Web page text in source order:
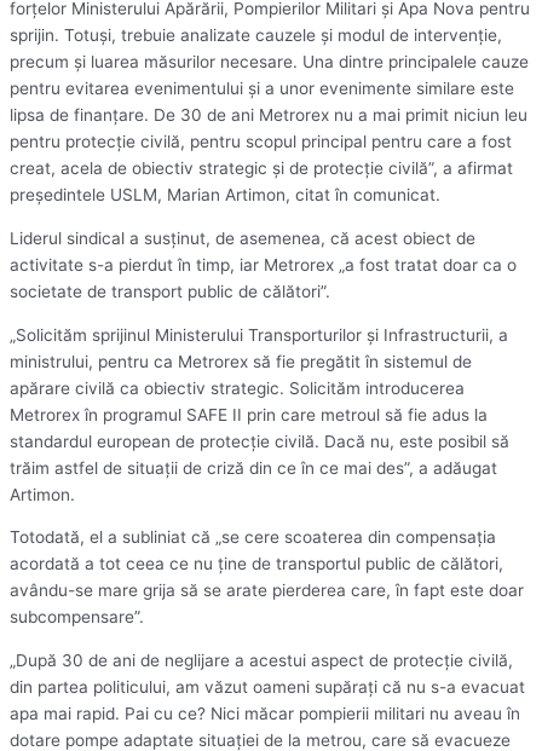
forţelor Ministerului Apărării, Pompierilor Militari şi Apa Nova pentru
sprijin. Totuşi, trebuie analizate cauzele şi modul de intervenţie,
precum şi luarea măsurilor necesare. Una dintre principalele cauze
pentru evitarea evenimentului şi a unor evenimente similare este
lipsa de finanţare. De 30 de ani Metrorex nu a mai primit niciun leu
pentru protecţie civilă, pentru scopul principal pentru care a fost
creat, acela de obiectiv strategic şi de protecţie civilă”, a afirmat
preşedintele USLM, Marian Artimon, citat în comunicat.
Liderul sindical a susţinut, de asemenea, că acest obiect de
activitate s-a pierdut în timp, iar Metrorex „a fost tratat doar ca o
societate de transport public de călători”.
„Solicităm sprijinul Ministerului Transporturilor şi Infrastructurii, a
ministrului, pentru ca Metrorex să fie pregătit în sistemul de
apărare civilă ca obiectiv strategic. Solicităm introducerea
Metrorex în programul SAFE II prin care metroul să fie adus la
standardul european de protecţie civilă. Dacă nu, este posibil să
trăim astfel de situaţii de criză din ce în ce mai des”, a adăugat
Artimon.
Totodată, el a subliniat că „se cere scoaterea din compensaţia
acordată a tot ceea ce nu ţine de transportul public de călători,
avându-se mare grija să se arate pierderea care, în fapt este doar
subcompensare”.
„După 30 de ani de neglijare a acestui aspect de protecţie civilă,
din partea politicului, am văzut oameni supăraţi că nu s-a evacuat
apa mai rapid. Pai cu ce? Nici măcar pompierii militari nu aveau în
dotare pompe adaptate situaţiei de la metrou, care să evacueze